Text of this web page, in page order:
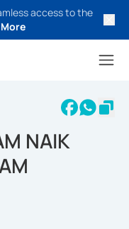
access to the
NAIK